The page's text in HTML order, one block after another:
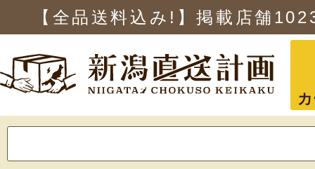
【全品送料込み!】掲載店舗
索: